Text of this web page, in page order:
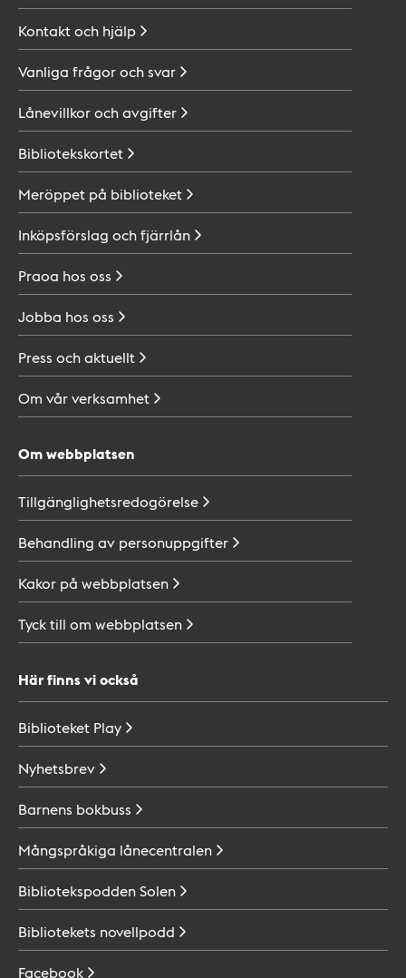
Kontakt och hjälp
Vanliga frågor ochsvar
Lånevillkor ochavgifter
Bibliotekskortet
Meröppet på biblioteket
Inköpsförslag ochfjärrlån
Praoa hos oss
Jobba hos oss
Press ochaktuellt
Om vårverksamhet
Om webbplatsen
Tillgänglighetsredogörelse
Behandling av personuppgifter
Kakor på webbplatsen
Tyck till om webbplatsen
Här finns vi också
Biblioteket Play
Nyhetsbrev
Barnens bokbuss
Mångspråkiga lånecentralen
BibliotekspoddenSolen
Bibliotekets novellpodd
Facebook